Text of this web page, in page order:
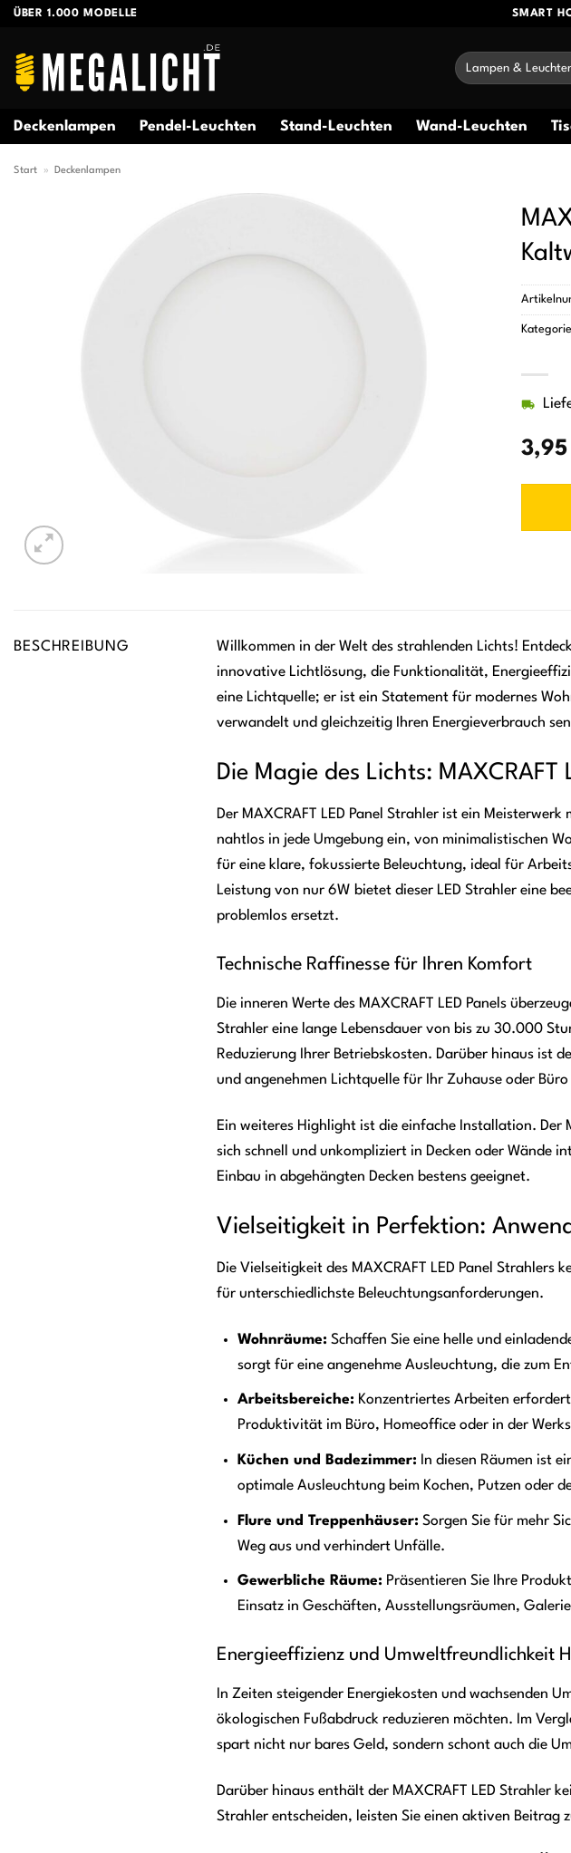
Zum
springen
ÜBER 1.000 MODELLE SMART
Suchen
nach:
Deckenlampen Pendel-Leuchten Stand-Leuchten Wand-Leuchten
Start » Deckenlampen
3,95
BESCHREIBUNG Willkommen in der Welt des strahlenden Lichts!
innovative Lichtlösung, die Funktionalität,
eine Lichtquelle; er ist ein Statement für modernes
verwandelt und gleichzeitig Ihren Energieverbrauch
Die Magie des Lichts:
Der MAXCRAFT LED Panel Strahler ist ein
nahtlos in jede Umgebung ein, von minimalistischen
für eine klare, fokussierte Beleuchtung, ideal für
Leistung von nur 6W bietet dieser LED Strahler eine
problemlos ersetzt.
Technische Raffinesse für Ihren Komfort
Die inneren Werte des MAXCRAFT LED Panels
Strahler eine lange Lebensdauer von bis zu 30.000
Reduzierung Ihrer Betriebskosten. Darüber hinaus ist
und angenehmen Lichtquelle für Ihr Zuhause oder
Ein weiteres Highlight ist die einfache Installation.
sich schnell und unkompliziert in Decken oder Wände
Einbau in abgehängten Decken bestens geeignet.
Vielseitigkeit in Perfektion:
Die Vielseitigkeit des MAXCRAFT LED Panel
für unterschiedlichste Beleuchtungsanforderungen.
Wohnräume: Schaffen Sie eine helle und
sorgt für eine angenehme Ausleuchtung, die zum
Arbeitsbereiche: Konzentriertes Arbeiten
Produktivität im Büro, Homeoffice oder in der
Küchen und Badezimmer: In diesen Räumen ist
optimale Ausleuchtung beim Kochen, Putzen oder
Flure und Treppenhäuser: Sorgen Sie für mehr
Weg aus und verhindert Unfälle.
Gewerbliche Räume: Präsentieren Sie Ihre
Einsatz in Geschäften, Ausstellungsräumen,
Energieeffizienz und Umweltfreundlichkeit
In Zeiten steigender Energiekosten und wachsenden
ökologischen Fußabdruck reduzieren möchten. Im
spart nicht nur bares Geld, sondern schont auch die
Darüber hinaus enthält der MAXCRAFT LED Strahler
Strahler entscheiden, leisten Sie einen aktiven